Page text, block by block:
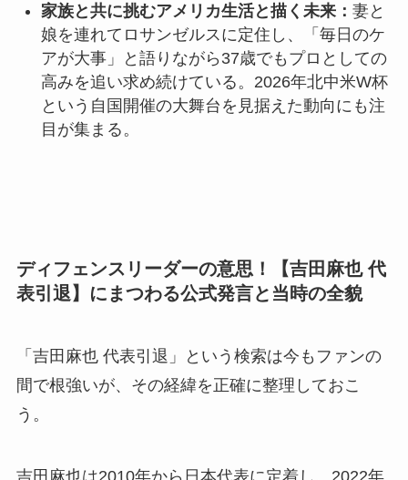
家族と共に挑むアメリカ生活と描く未来： 妻と
娘を連れてロサンゼルスに定住し、「毎日のケ
アが大事」と語りながら37歳でもプロとしての
高みを追い求め続けている。2026年北中米W杯
という自国開催の大舞台を見据えた動向にも注
目が集まる。
ディフェンスリーダーの意思！【吉田麻也 代
表引退】にまつわる公式発言と当時の全貌
「吉田麻也 代表引退」という検索は今もファンの
間で根強いが、その経緯を正確に整理しておこ
う。
吉田麻也は2010年から日本代表に定着し、2022年